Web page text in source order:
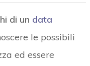
di un data
le possibili
ed essere